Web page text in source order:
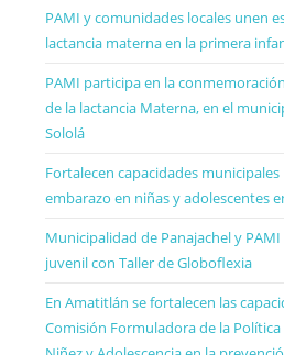
PAMI y comunidades locales unen
lactancia materna en la primera
PAMI participa en la
de la lactancia Materna, en el
Sololá
Fortalecen capacidades
embarazo en niñas y adolescentes
Municipalidad de Panajachel y
juvenil con Taller de Globoflexia
En Amatitlán se fortalecen las
Comisión Formuladora de la